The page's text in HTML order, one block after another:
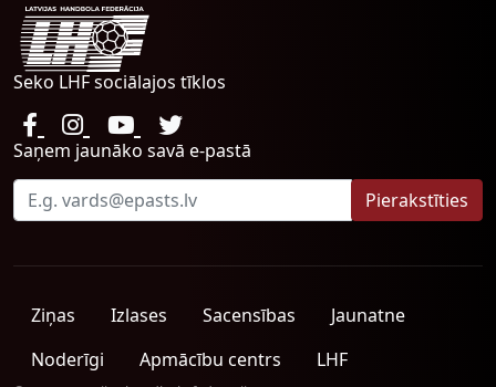
Seko LHF sociālajos tīklos
Saņem jaunāko savā e-pastā
Ziņas Izlases Sacensības
Jaunatne
Noderīgi
Apmācību centrs LHF